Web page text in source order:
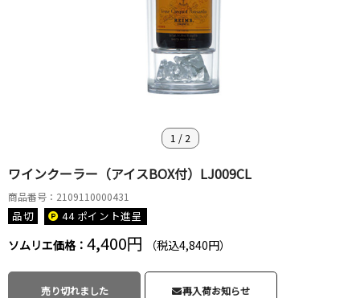
1 / 2
ワインクーラー（アイスBOX付）LJ009CL
商品番号：2109110000431
品切 44 ポイント進呈
ソムリエ価格： 4,400円 （税込4,840円）
売り切れました 再入荷お知らせ